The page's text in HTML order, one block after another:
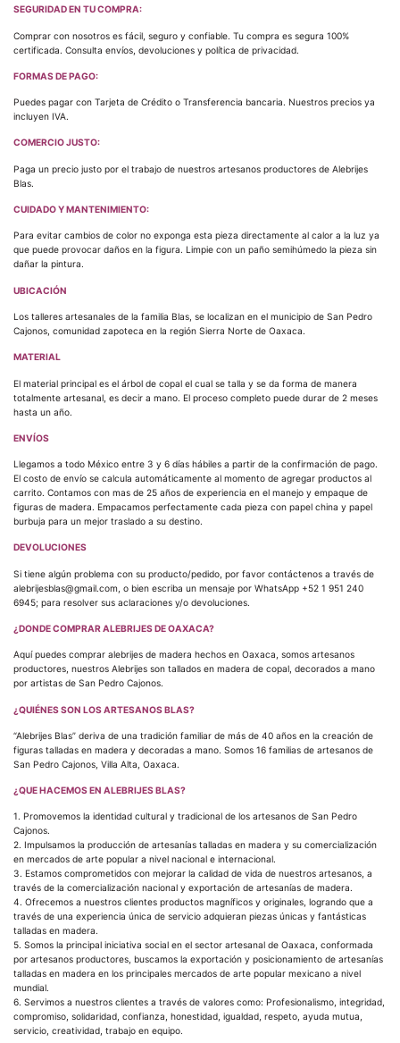
SEGURIDAD EN TU COMPRA:
Comprar con nosotros es fácil, seguro y confiable. Tu compra es segura 100%
certificada. Consulta envíos, devoluciones y política de privacidad.
FORMAS DE PAGO:
Puedes pagar con Tarjeta de Crédito o Transferencia bancaria. Nuestros precios ya
incluyen IVA.
COMERCIO JUSTO:
Paga un precio justo por el trabajo de nuestros artesanos productores de Alebrijes
Blas.
CUIDADO Y MANTENIMIENTO:
Para evitar cambios de color no exponga esta pieza directamente al calor a la luz ya
que puede provocar daños en la figura. Limpie con un paño semihúmedo la pieza sin
dañar la pintura.
UBICACIÓN
Los talleres artesanales de la familia Blas, se localizan en el municipio de San Pedro
Cajonos, comunidad zapoteca en la región Sierra Norte de Oaxaca.
MATERIAL
El material principal es el árbol de copal el cual se talla y se da forma de manera
totalmente artesanal, es decir a mano. El proceso completo puede durar de 2 meses
hasta un año.
ENVÍOS
Llegamos a todo México entre 3 y 6 días hábiles a partir de la confirmación de pago.
El costo de envío se calcula automáticamente al momento de agregar productos al
carrito. Contamos con mas de 25 años de experiencia en el manejo y empaque de
figuras de madera. Empacamos perfectamente cada pieza con papel china y papel
burbuja para un mejor traslado a su destino.
DEVOLUCIONES
Si tiene algún problema con su producto/pedido, por favor contáctenos a través de
alebrijesblas@gmail.com, o bien escriba un mensaje por WhatsApp +52 1 951 240
6945; para resolver sus aclaraciones y/o devoluciones.
¿DONDE COMPRAR ALEBRIJES DE OAXACA?
Aquí puedes comprar alebrijes de madera hechos en Oaxaca, somos artesanos
productores, nuestros Alebrijes son tallados en madera de copal, decorados a mano
por artistas de San Pedro Cajonos.
¿QUIÉNES SON LOS ARTESANOS BLAS?
“Alebrijes Blas” deriva de una tradición familiar de más de 40 años en la creación de
figuras talladas en madera y decoradas a mano. Somos 16 familias de artesanos de
San Pedro Cajonos, Villa Alta, Oaxaca.
¿QUE HACEMOS EN ALEBRIJES BLAS?
1. Promovemos la identidad cultural y tradicional de los artesanos de San Pedro
Cajonos.
2. Impulsamos la producción de artesanías talladas en madera y su comercialización
en mercados de arte popular a nivel nacional e internacional.
3. Estamos comprometidos con mejorar la calidad de vida de nuestros artesanos, a
través de la comercialización nacional y exportación de artesanías de madera.
4. Ofrecemos a nuestros clientes productos magníficos y originales, logrando que a
través de una experiencia única de servicio adquieran piezas únicas y fantásticas
talladas en madera.
5. Somos la principal iniciativa social en el sector artesanal de Oaxaca, conformada
por artesanos productores, buscamos la exportación y posicionamiento de artesanías
talladas en madera en los principales mercados de arte popular mexicano a nivel
mundial.
6. Servimos a nuestros clientes a través de valores como: Profesionalismo, integridad,
compromiso, solidaridad, confianza, honestidad, igualdad, respeto, ayuda mutua,
servicio, creatividad, trabajo en equipo.